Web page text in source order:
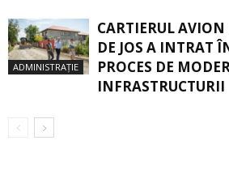
ADMINISTRAȚIE
CARTIERUL
DE JOS A INTRAT
PROCES DE
INFRASTRUCTURII